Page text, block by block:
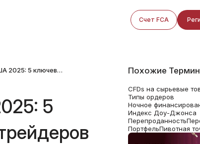
Счет FCA
Прогноз экономики США 2025: 5 ключевых тенденций для трейдеров
5
Похожие
CFDs на сырьевые
Типы ордеров
Ночное
Индекс Доу-Джонса
Перепроданность
ПортфельПивотная